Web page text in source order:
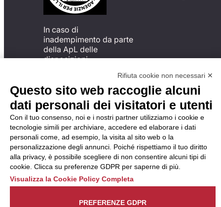
In caso di
inadempimento da parte
della ApL delle
disposizioni
possibile presentare un
reclamo
all’Organismo di
Monitoraggio utilizzando
una delle modalità
descritte al seguente
indirizzo web
https://odm-
agenzielavoro.it/reclami/.
Rifiuta cookie non necessari ✕
Questo sito web raccoglie alcuni
dati personali dei visitatori e utenti
Con il tuo consenso, noi e i nostri partner utilizziamo i cookie e
tecnologie simili per archiviare, accedere ed elaborare i dati
personali come, ad esempio, la visita al sito web o la
personalizzazione degli annunci. Poiché rispettiamo il tuo diritto
alla privacy, è possibile scegliere di non consentire alcuni tipi di
cookie. Clicca su preferenze GDPR per saperne di più.
Visualizza la Cookie Policy Completa
PREFERENZE GDPR